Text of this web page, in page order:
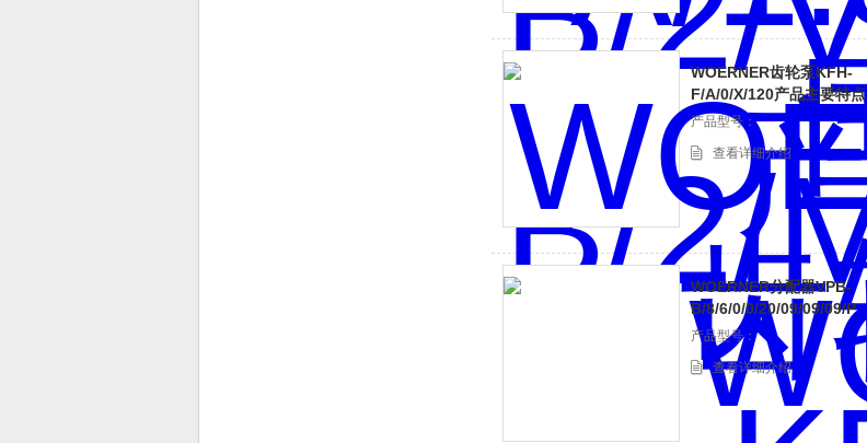
WOERNER齿轮泵KFH-
F/A/0/X/120产品主要特点
产品型号：
查看详细介绍
WOERNER分配器VPB-
B/8/6/0/0/20/09/09/09/P
产品型号：
查看详细介绍